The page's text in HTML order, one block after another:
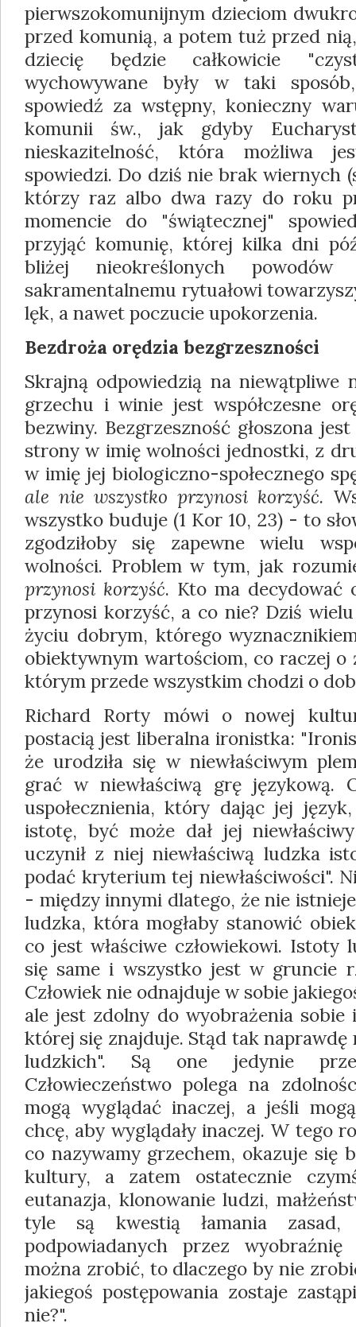
pierwszokomunijnym dzieciom
przed komunią, a potem tuż przed
dziecię będzie całkowicie
wychowywane były w taki
spowiedź za wstępny, konieczny
komunii św., jak gdyby
nieskazitelność, która możliwa
spowiedzi. Do dziś nie brak wiernych
którzy raz albo dwa razy do roku
momencie do "świątecznej"
przyjąć komunię, której kilka dni
bliżej nieokreślonych
sakramentalnemu rytuałowi
lęk, a nawet poczucie upokorzenia.
Bezdroża orędzia bezgrzeszności
Skrajną odpowiedzią na niewątpliwe
grzechu i winie jest współczesne
bezwiny. Bezgrzeszność głoszona
strony w imię wolności jednostki, z
w imię jej biologiczno-społecznego
ale nie wszystko przynosi korzyść.
wszystko buduje (1 Kor 10, 23) - to
zgodziłoby się zapewne wielu
wolności. Problem w tym, jak
przynosi korzyść. Kto ma decydować
przynosi korzyść, a co nie? Dziś
życiu dobrym, którego
obiektywnym wartościom, co raczej
którym przede wszystkim chodzi o
Richard Rorty mówi o nowej
postacią jest liberalna ironistka:
że urodziła się w niewłaściwym
grać w niewłaściwą grę językową.
uspołecznienia, który dając jej
istotę, być może dał jej
uczynił z niej niewłaściwą ludzka
podać kryterium tej niewłaściwości".
- między innymi dlatego, że nie
ludzka, która mogłaby stanowić
co jest właściwe człowiekowi. Istoty
się same i wszystko jest w gruncie
Człowiek nie odnajduje w sobie
ale jest zdolny do wyobrażenia
której się znajduje. Stąd tak naprawdę
ludzkich". Są one jedynie
Człowieczeństwo polega na
mogą wyglądać inaczej, a jeśli
chcę, aby wyglądały inaczej. W tego
co nazywamy grzechem, okazuje się
kultury, a zatem ostatecznie
eutanazja, klonowanie ludzi,
tyle są kwestią łamania
podpowiadanych przez
można zrobić, to dlaczego by nie
jakiegoś postępowania zostaje
nie?".